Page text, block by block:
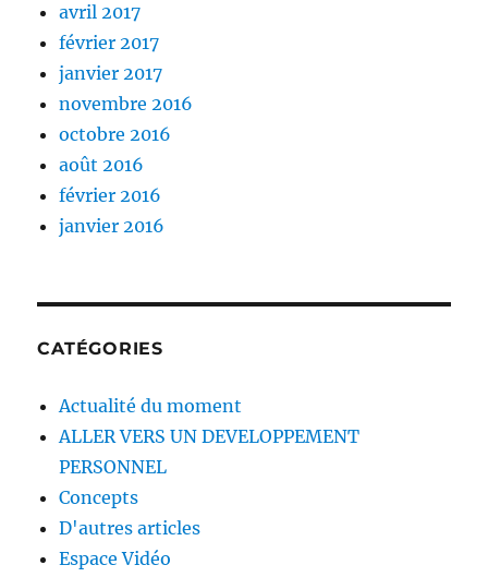
avril 2017
février 2017
janvier 2017
novembre 2016
octobre 2016
août 2016
février 2016
janvier 2016
CATÉGORIES
Actualité du moment
ALLER VERS UN DEVELOPPEMENT
PERSONNEL
Concepts
D'autres articles
Espace Vidéo